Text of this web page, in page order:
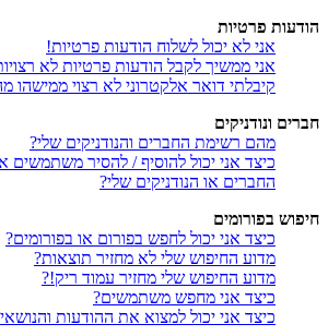
הודעות פרטיות
אני לא יכול לשלוח הודעות פרטיות!
אני ממשיך לקבל הודעות פרטיות לא
קיבלתי דואר אלקטרוני לא רצוי ממישהו
חברים ונודניקים
מהם רשימת החברים והנודניקים שלי?
כיצד אני יכול להוסיף / להסיר
החברים או הנודניקים שלי?
חיפוש בפורומים
כיצד אני יכול לחפש בפורום או בפורומים?
מדוע החיפוש שלי לא מחזיר תוצאות?
מדוע החיפוש שלי מחזיר עמוד ריק!?
כיצד אני מחפש משתמשים?
כיצד אני יכול למצוא את ההודעות